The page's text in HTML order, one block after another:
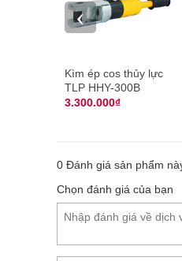
Mua máy ép
Kìm ép cos thủy lực
TLP HHY-300B
3.300.000₫
‹
0 Đánh giá sản phẩm
Chọn đánh giá của bạn